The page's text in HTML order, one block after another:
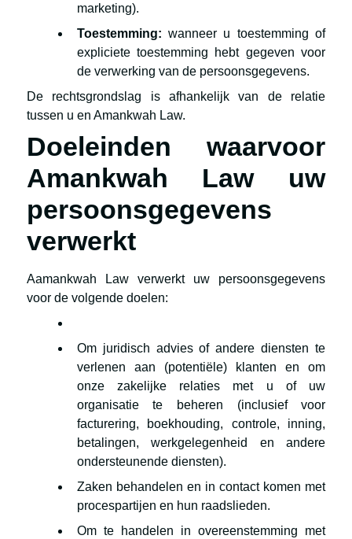
marketing).
Toestemming:wanneer u toestemming of
expliciete toestemming hebt gegeven voor
de verwerking van de persoonsgegevens.
De rechtsgrondslag is afhankelijk van de relatie
tussen u en Amankwah Law.
Doeleinden waarvoor
Amankwah Law uw
persoonsgegevens
verwerkt
Aamankwah Law verwerkt uw persoonsgegevens
voor de volgende doelen:
Om juridisch advies of andere diensten te
verlenen aan (potentiële) klanten en om
onze zakelijke relaties met u of uw
organisatie te beheren (inclusief voor
facturering, boekhouding, controle, inning,
betalingen, werkgelegenheid en andere
ondersteunende diensten).
Zaken behandelen en in contact komen met
procespartijen en hun raadslieden.
Om te handelen in overeenstemming met